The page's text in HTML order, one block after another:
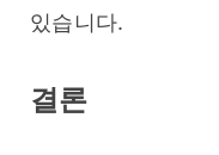
있습니다.
결론